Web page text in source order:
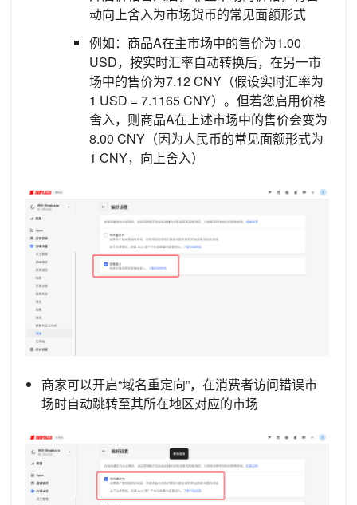
动向上舍入为市场货币的常见面额形式
例如：商品A在主市场中的售价为1.00
USD，按实时汇率自动转换后，在另一市
场中的售价为7.12 CNY（假设实时汇率为
1 USD = 7.1165 CNY）。但若您启用价格
舍入，则商品A在上述市场中的售价会变为
8.00 CNY（因为人民币的常见面额形式为
1 CNY，向上舍入）
商家可以开启“域名重定向”，在消费者访问错误市
场时自动跳转至其所在地区对应的市场